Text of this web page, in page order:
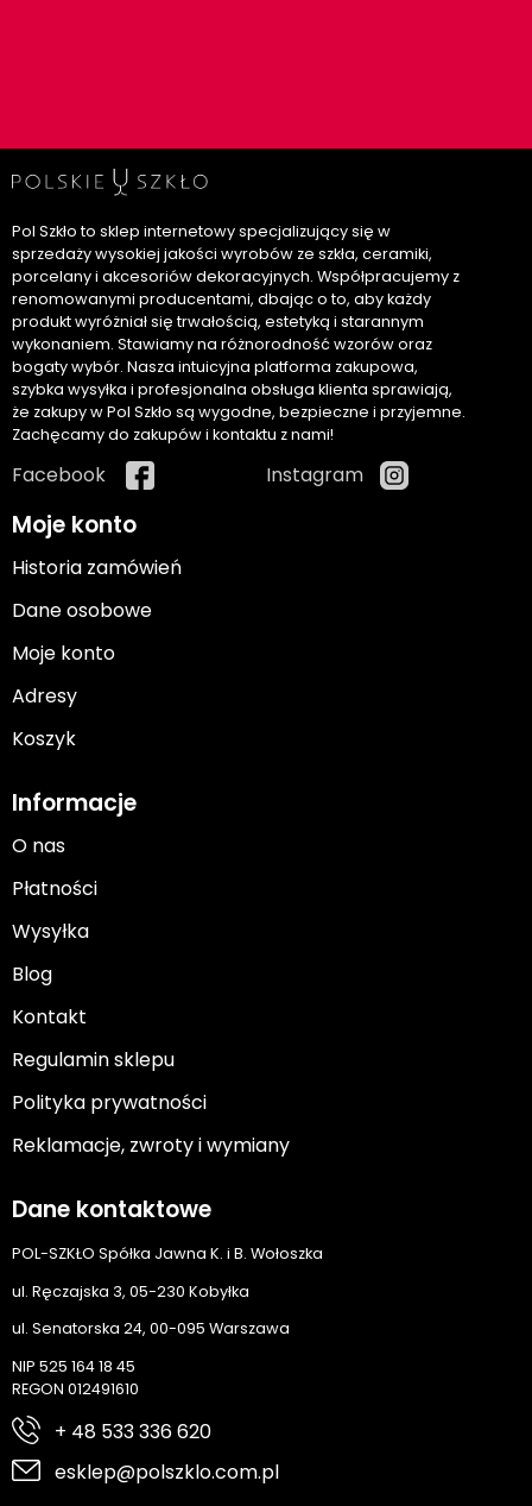
Pol Szkło to sklep internetowy specjalizujący się w
sprzedaży wysokiej jakości wyrobów ze szkła, ceramiki,
porcelany i akcesoriów dekoracyjnych. Współpracujemy z
renomowanymi producentami, dbając o to, aby każdy
produkt wyróżniał się trwałością, estetyką i starannym
wykonaniem. Stawiamy na różnorodność wzorów oraz
bogaty wybór. Nasza intuicyjna platforma zakupowa,
szybka wysyłka i profesjonalna obsługa klienta sprawiają,
że zakupy w Pol Szkło są wygodne, bezpieczne i przyjemne.
Zachęcamy do zakupów i kontaktu z nami!
Facebook Instagram
Moje konto
Historia zamówień
Dane osobowe
Moje konto
Adresy
Koszyk
Informacje
O nas
Płatności
Wysyłka
Blog
Kontakt
Regulamin sklepu
Polityka prywatności
Reklamacje, zwroty i wymiany
Dane kontaktowe
POL-SZKŁO Spółka Jawna K. i B. Wołoszka
ul. Ręczajska 3, 05-230 Kobyłka
ul. Senatorska 24, 00-095 Warszawa
NIP 525 164 18 45
REGON 012491610
+ 48 533 336 620
esklep@polszklo.com.pl